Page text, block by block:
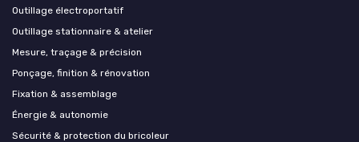
Outillage électroportatif
Outillage stationnaire & atelier
Mesure, traçage & précision
Ponçage, finition & rénovation
Fixation & assemblage
Énergie & autonomie
Sécurité & protection du bricoleur